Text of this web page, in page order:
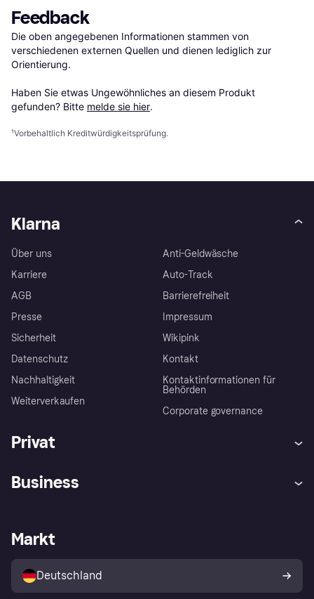
Feedback
Die oben angegebenen Informationen stammen von
verschiedenen externen Quellen und dienen lediglich zur
Orientierung.
Haben Sie etwas Ungewöhnliches an diesem Produkt
gefunden? Bitte melde sie hier.
¹Vorbehaltlich Kreditwürdigkeitsprüfung.
Klarna
Über uns
Karriere
AGB
Presse
Sicherheit
Datenschutz
Nachhaltigkeit
Weiterverkaufen
Anti-Geldwäsche
Auto-Track
Barrierefreiheit
Impressum
Wikipink
Kontakt
Kontaktinformationen für
Behörden
Corporate governance
Privat
Klarna App
Shops entdecken
Käuferschutzrichtlinie
Dein Widerrufsrecht
Business
Händlerportal
Markt
Deutschland